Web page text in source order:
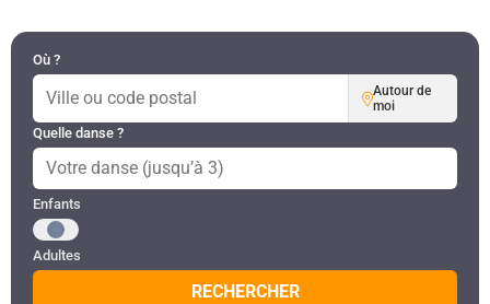
Où ?
Autour de
moi
Quelle danse ?
Public recherché
Enfants
Adultes
RECHERCHER